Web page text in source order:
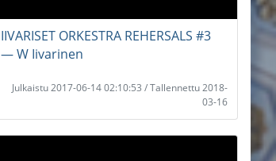
IIVARISET ORKESTRA REHERSALS #3
― W Iivarinen
Julkaistu 2017-06-14 02:10:53 / Tallennettu 2018-
03-16